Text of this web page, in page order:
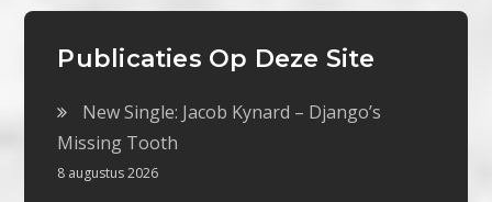
Publicaties Op Deze Site
New Single: Jacob Kynard – Django’s
Missing Tooth
8 augustus 2026